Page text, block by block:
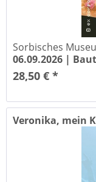
Sorbisches
06.09.2026 |
28,50 € *
Veronika, mein